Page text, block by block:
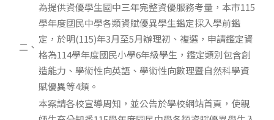
二、
為提供資優學生國中三年完整資優服務考量，本市115
學年度國民中學各類資賦優異學生鑑定採入學前鑑
定，於明(115)年3月至5月辦理初、複選，申請鑑定資
格為114學年度國民小學6年級學生，鑑定類別包含創
造能力、學術性向英語、學術性向數理暨自然科學資
賦優異等4類。
本案請各校宣導周知，並公告於學校網站首頁，使親